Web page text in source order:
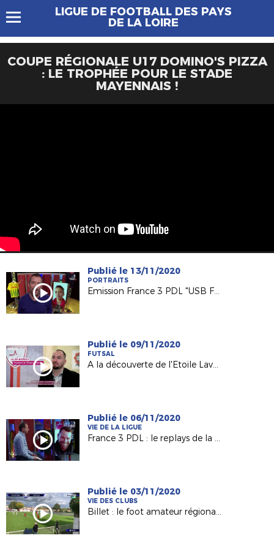
LIGUE DE FOOTBALL DES PAYS
DE LA LOIRE
COUPE RÉGIONALE U17 DOMINO'S PIZZA
: LE TROPHÉE POUR LE STADE
MAYENNAIS !
Publié le 13/11/2020
PORTRAITS
Emission France 3 PDL "USB Foot"
Publié le 09/11/2020
FUTSAL
A la découverte de l'Etoile Lavalloise Futsal (D2 FFF)
Publié le 06/11/2020
VIE DE LA LIGUE
France 3 PDL : le replays de la 60e émission avec Olivier Quint
Publié le 03/11/2020
VIE DES CLUBS
Billet : le foot amateur régional vu par France 3 PDL